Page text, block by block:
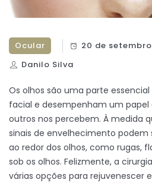
Ocular
20 de
Danilo Silva
Os olhos são uma parte essencial
facial e desempenham um
outros nos percebem. À medida
sinais de envelhecimento podem
ao redor dos olhos, como rugas,
sob os olhos. Felizmente, a
várias opções para rejuvenescer